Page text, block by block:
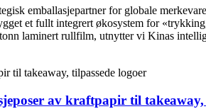
emballasjepartner for globale
et fullt integrert økosystem for
laminert rullfilm, utnytter vi Kinas
av kraftpapir til takeaway,